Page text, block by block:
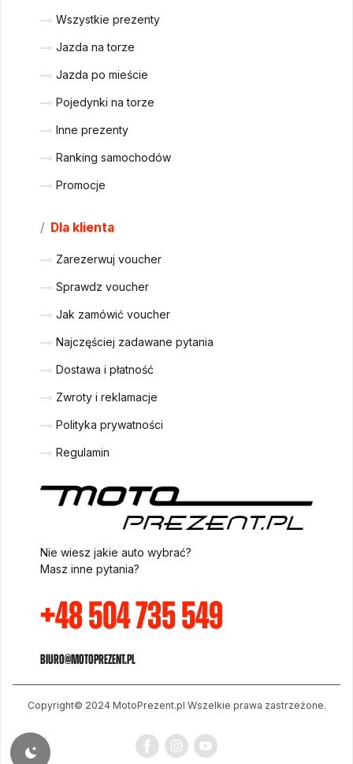
Wszystkie prezenty
Jazda na torze
Jazda po mieście
Pojedynki na torze
Inne prezenty
Ranking samochodów
Promocje
/ Dla klienta
Zarezerwuj voucher
Sprawdz voucher
Jak zamówić voucher
Najczęściej zadawane pytania
Dostawa i płatność
Zwroty i reklamacje
Polityka prywatności
Regulamin
Nie wiesz jakie auto wybrać?
Masz inne pytania?
+48 504 735 549
biuro@motoprezent.pl
Copyright© 2024 MotoPrezent.pl Wszelkie prawa zastrzeżone.